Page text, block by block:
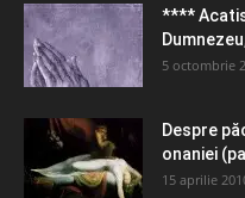
****
5 octombrie
Despre
onaniei
15 aprilie